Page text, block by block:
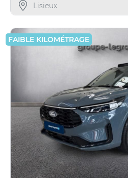
Lisieux
FAIBLE KILOMÉTRAGE